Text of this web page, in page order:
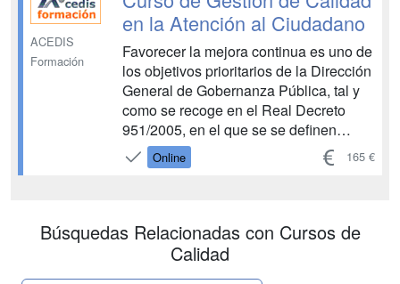
proceso, las ...
ACEDIS
Formación
en la Atención al Ciudadano
Favorecer la mejora continua es uno de
los objetivos prioritarios de la Dirección
General de Gobernanza Pública, tal y
como se recoge en el Real Decreto
951/2005, en el que se se definen
programas de análisis de la demanda y
de evaluación de la satisfacción de los
Online 165 €
Búsquedas Relacionadas con Cursos de
Calidad